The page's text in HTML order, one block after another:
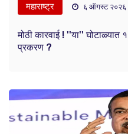
महाराष्ट्र ६ ऑगस्ट २०२६
मोठी कारवाई ! ''या''
प्रकरण ?